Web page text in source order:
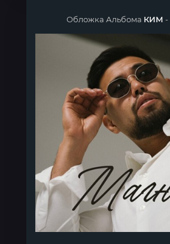
Обложка Альбома КИМ -